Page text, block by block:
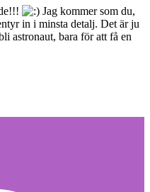
Jag kommer som du,
in i minsta detalj. Det är ju
astronaut, bara för att få en